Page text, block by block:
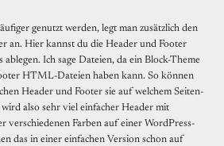
genutzt werden, legt man zusätzlich den
an. Hier kannst du die Header und Footer
Ich sage Dateien, da ein Block-Theme
HTML-Dateien haben kann. So können
Header und Footer sie auf welchem Seiten-
also sehr viel einfacher Header mit
verschiedenen Farben auf einer WordPress-
das in einer einfachen Version schon auf